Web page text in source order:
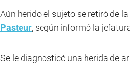
Aún herido el sujeto se retiró de
Pasteur, según informó la
Se le diagnosticó una herida de